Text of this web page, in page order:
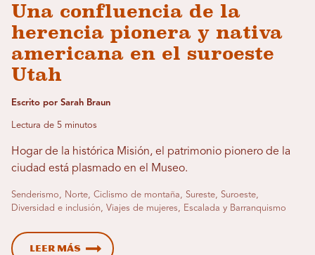
Una confluencia de la
herencia pionera y nativa
americana en el suroeste
Utah
Escrito por Sarah Braun
Lectura de 5 minutos
Hogar de la histórica Misión, el patrimonio pionero de la
ciudad está plasmado en el Museo.
Senderismo, Norte, Ciclismo de montaña, Sureste, Suroeste,
Diversidad e inclusión, Viajes de mujeres, Escalada y Barranquismo
Leer más